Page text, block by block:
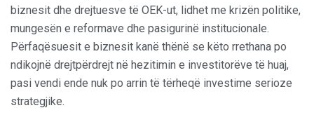
biznesit dhe drejtuesve të OEK-ut, lidhet me krizën politike,
mungesën e reformave dhe pasigurinë institucionale.
Përfaqësuesit e biznesit kanë thënë se këto rrethana po
ndikojnë drejtpërdrejt në hezitimin e investitorëve të huaj,
pasi vendi ende nuk po arrin të tërheqë investime serioze
strategjike.